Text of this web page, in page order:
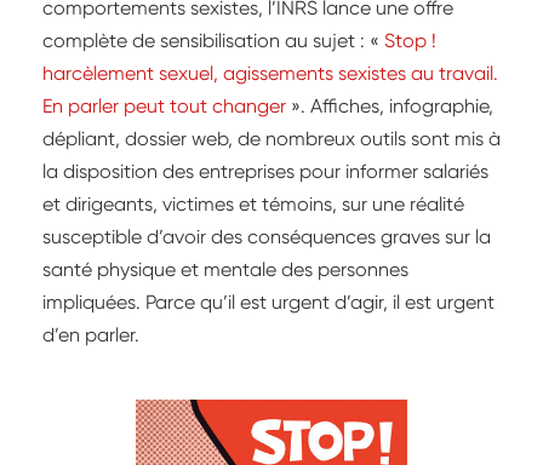
comportements sexistes, l’INRS lance une offre
complète de sensibilisation au sujet : « Stop !
harcèlement sexuel, agissements sexistes au travail.
En parler peut tout changer ». Affiches, infographie,
dépliant, dossier web, de nombreux outils sont mis à
la disposition des entreprises pour informer salariés
et dirigeants, victimes et témoins, sur une réalité
susceptible d’avoir des conséquences graves sur la
santé physique et mentale des personnes
impliquées. Parce qu’il est urgent d’agir, il est urgent
d’en parler.